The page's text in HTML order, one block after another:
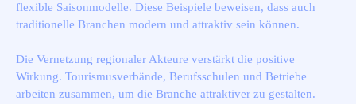
flexible Saisonmodelle. Diese Beispiele beweisen, dass auch
traditionelle Branchen modern und attraktiv sein können.
Die Vernetzung regionaler Akteure verstärkt die positive
Wirkung. Tourismusverbände, Berufsschulen und Betriebe
arbeiten zusammen, um die Branche attraktiver zu gestalten.